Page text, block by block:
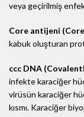
veya geçirilmiş
Core antijeni
kabuk oluşturan
ccc DNA
infekte karaciğer
virüsün karaciğer
kısmı. Karaciğer